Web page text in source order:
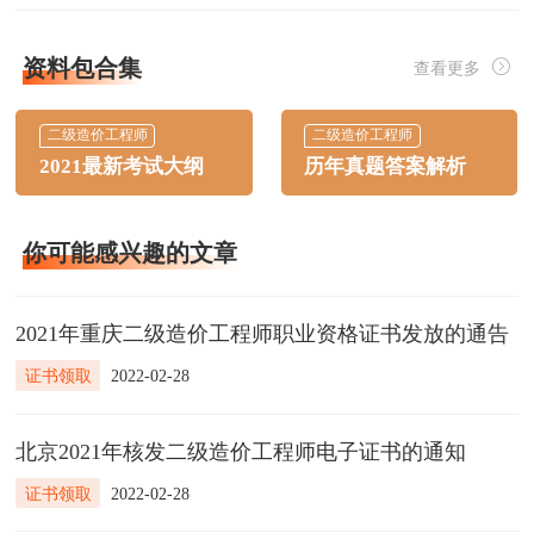
资料包合集 查看更多
二级造价工程师
2021最新考试大纲
二级造价工程师
历年真题答案解析
你可能感兴趣的文章
2021年重庆二级造价工程师职业资格证书发放的通告
证书领取 2022-02-28
北京2021年核发二级造价工程师电子证书的通知
证书领取 2022-02-28